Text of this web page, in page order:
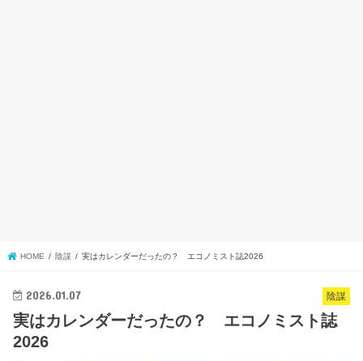
HOME 陰謀 実はカレンダーだったの？ エコノミスト誌2026
陰謀
2026.01.07
実はカレンダーだったの？ エコノミスト誌
2026